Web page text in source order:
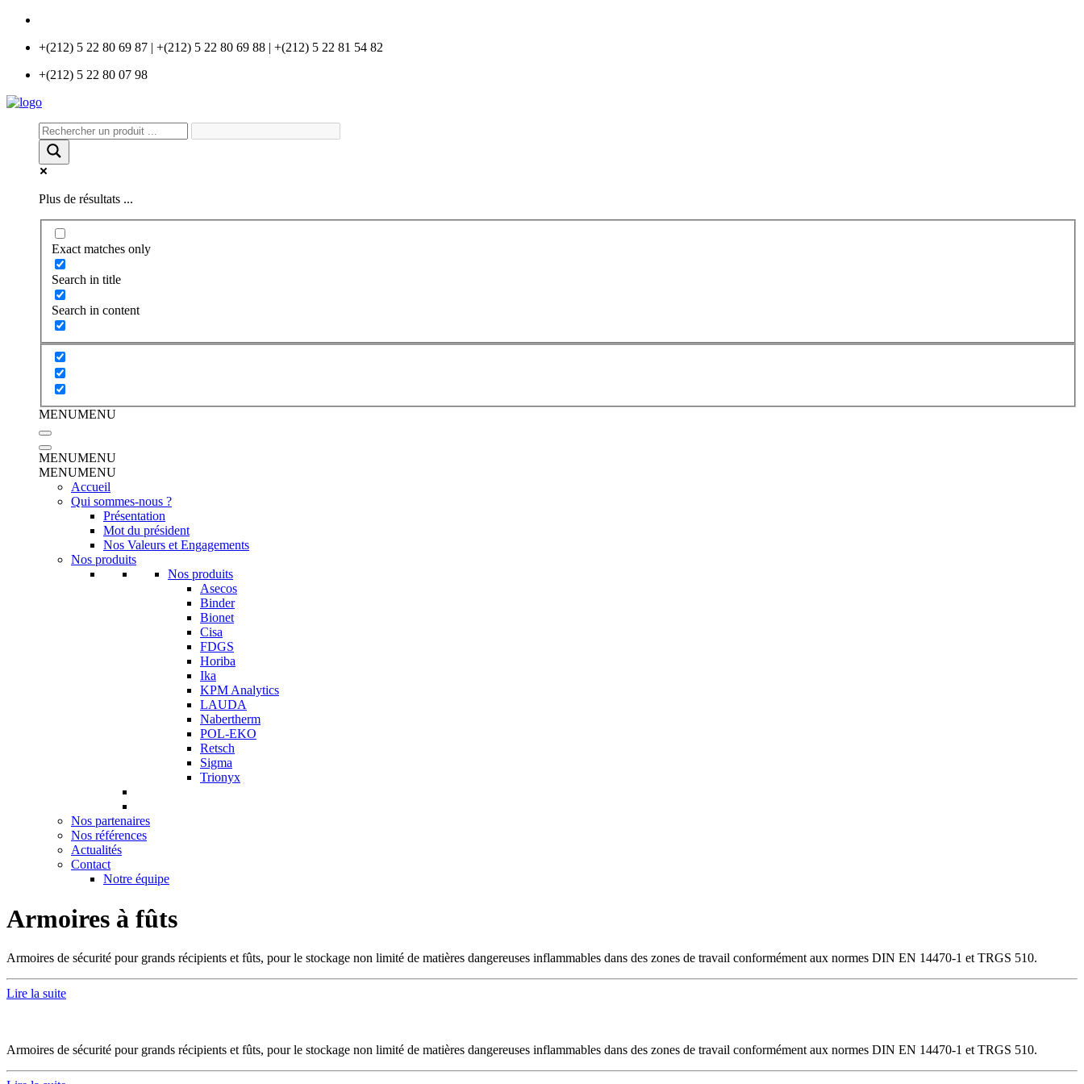
+(212) 5 22 80 69 87 | +(212) 5 22 80 69 88 | +(212) 5 22 81 54 82
+(212) 5 22 80 07 98
Plus de résultats ...
Exact matches only
Search in title
Search in content
MENUMENU
MENUMENU
MENUMENU
Accueil
Qui sommes-nous ?
Présentation
Mot du président
Nos Valeurs et Engagements
Nos produits
Nos produits
Asecos
Binder
Bionet
Cisa
FDGS
Horiba
Ika
KPM Analytics
LAUDA
Nabertherm
POL-EKO
Retsch
Sigma
Trionyx
Nos partenaires
Nos références
Actualités
Contact
Notre équipe
Armoires à fûts
Armoires de sécurité pour grands récipients et fûts, pour le stockage non limité de matières dangereuses inflammables dans des zones de travail conformément aux normes DIN EN 14470-1 et TRGS 510.
Lire la suite
Armoires de sécurité pour grands récipients et fûts, pour le stockage non limité de matières dangereuses inflammables dans des zones de travail conformément aux normes DIN EN 14470-1 et TRGS 510.